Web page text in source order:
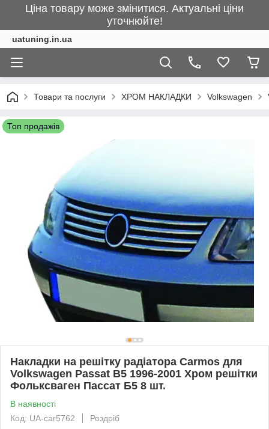
Ціна товару може змінитися. Актуальні ціни
уточнюйте!
uatuning.in.ua
Товари та послуги ХРОМ НАКЛАДКИ Volkswagen
Топ продажів
Накладки на решітку радіатора Carmos для
Volkswagen Passat B5 1996-2001 Хром решітки
Фольксваген Пассат Б5 8 шт.
В наявності
Код: UA-car5762
Роздріб